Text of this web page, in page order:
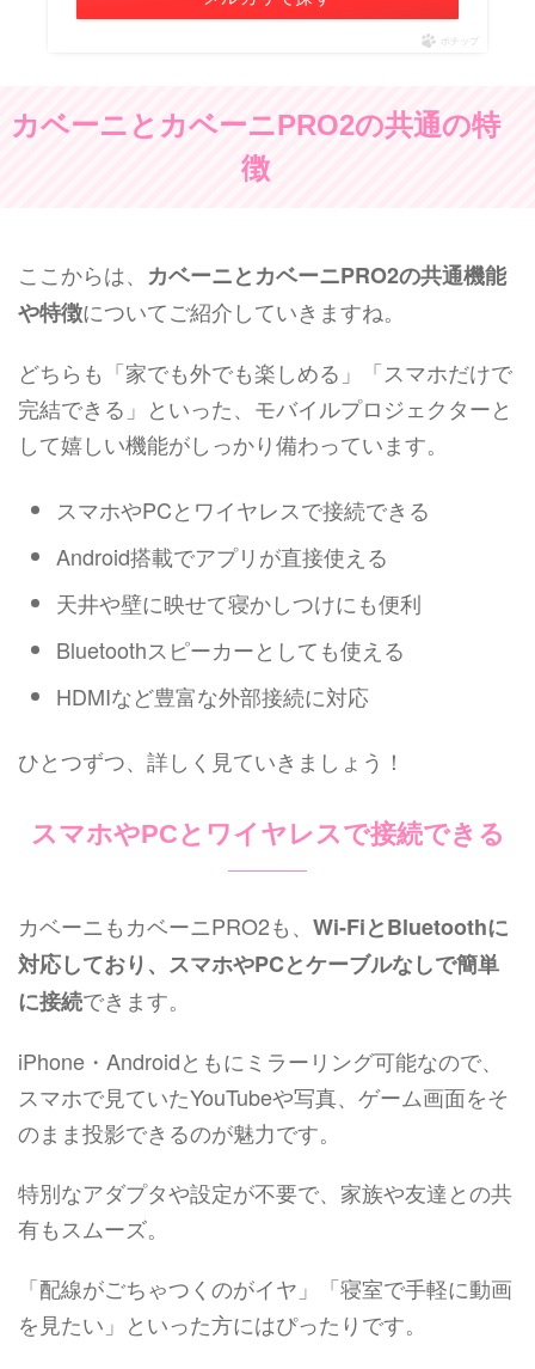
ポチップ
カベーニとカベーニPRO2の共通の特
徴
ここからは、 カベーニとカベーニPRO2の共通機能
や特徴についてご紹介していきますね。
どちらも「家でも外でも楽しめる」「スマホだけで
完結できる」といった、モバイルプロジェクターと
して嬉しい機能がしっかり備わっています。
スマホやPCとワイヤレスで接続できる
Android搭載でアプリが直接使える
天井や壁に映せて寝かしつけにも便利
Bluetoothスピーカーとしても使える
HDMIなど豊富な外部接続に対応
ひとつずつ、詳しく見ていきましょう！
スマホやPCとワイヤレスで接続できる
カベーニもカベーニPRO2も、 Wi-FiとBluetoothに
対応しており、スマホやPCとケーブルなしで簡単
に接続できます。
iPhone・Androidともにミラーリング可能なので、
スマホで見ていたYouTubeや写真、ゲーム画面をそ
のまま投影できるのが魅力です。
特別なアダプタや設定が不要で、家族や友達との共
有もスムーズ。
「配線がごちゃつくのがイヤ」「寝室で手軽に動画
を見たい」といった方にはぴったりです。